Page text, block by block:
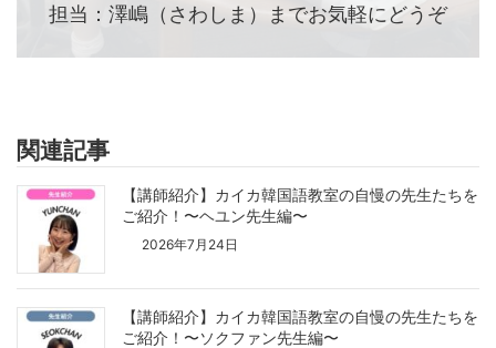
担当：澤嶋（さわしま）までお気軽にどうぞ
関連記事
【講師紹介】カイカ韓国語教室の自慢の先生たちを
ご紹介！〜ヘユン先生編〜
2026年7月24日
【講師紹介】カイカ韓国語教室の自慢の先生たちを
ご紹介！〜ソクファン先生編〜